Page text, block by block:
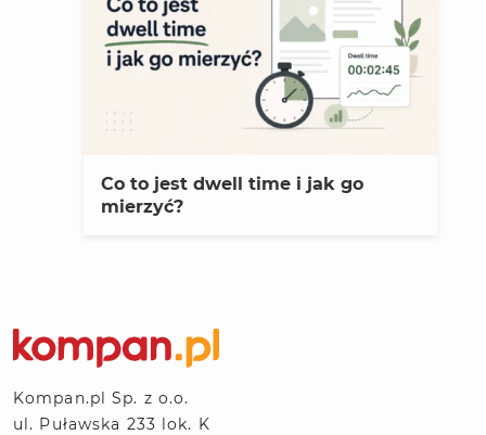
Co to jest dwell time i jak go
mierzyć?
Kompan.pl Sp. z o.o.
ul. Puławska 233 lok. K